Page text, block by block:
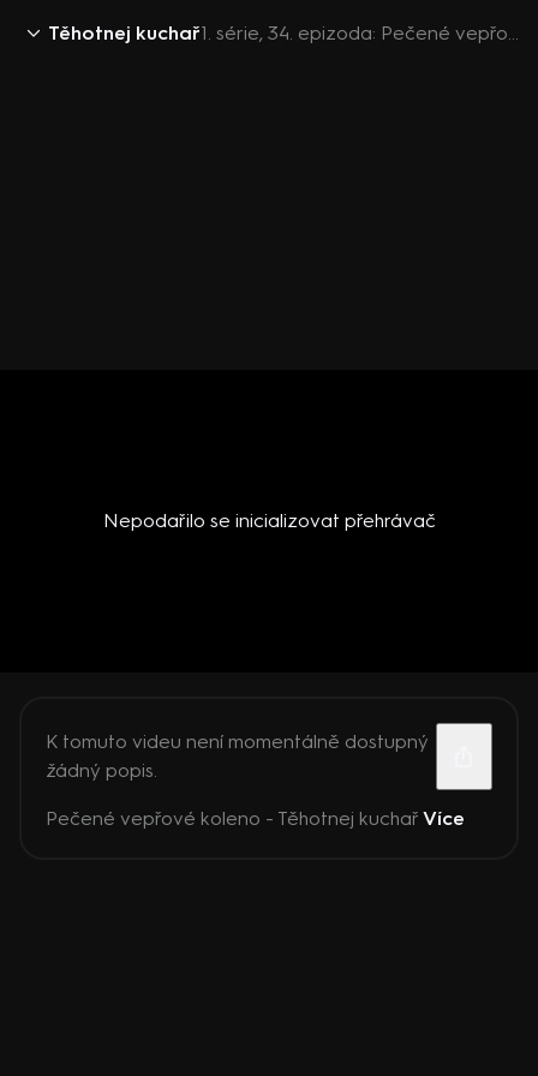
Těhotnej kuchař 1. série, 34. epizoda: Pečené vepřové koleno - Těhotnej kuchař
Nepodařilo se inicializovat přehrávač
K tomuto videu není momentálně dostupný
žádný popis.
Pečené vepřové koleno - Těhotnej kuchař Více